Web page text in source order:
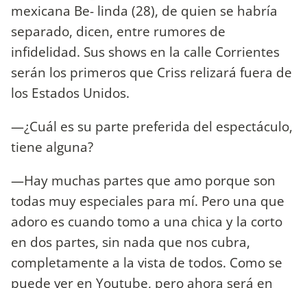
mexicana Be- linda (28), de quien se habría
separado, dicen, entre rumores de
infidelidad. Sus shows en la calle Corrientes
serán los primeros que Criss relizará fuera de
los Estados Unidos.
—¿Cuál es su parte preferida del espectáculo,
tiene alguna?
—Hay muchas partes que amo porque son
todas muy especiales para mí. Pero una que
adoro es cuando tomo a una chica y la corto
en dos partes, sin nada que nos cubra,
completamente a la vista de todos. Como se
puede ver en Youtube, pero ahora será en